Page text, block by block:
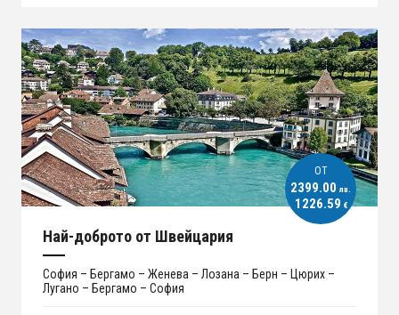
ОT
2399.00 лв.
1226.59 €
Най-доброто от Швейцария
София – Бергамо – Женева – Лозана – Берн – Цюрих –
Лугано – Бергамо – София